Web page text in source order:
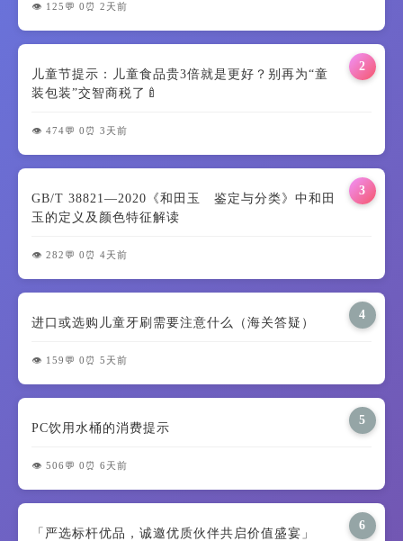
👁️ 125 💬 0 ⏰ 2天前
2
儿童节提示：儿童食品贵3倍就是更好？别再为“童
装包装”交智商税了🍼
👁️ 474💬 0 ⏰ 3天前
3
GB/T 38821—2020《和田玉 鉴定与分类》中和田
玉的定义及颜色特征解读
👁️ 282 💬 0 ⏰ 4天前
4
进口或选购儿童牙刷需要注意什么（海关答疑）
👁️ 159 💬 0 ⏰ 5天前
5
PC饮用水桶的消费提示
👁️ 506 💬 0 ⏰ 6天前
6
「严选标杆优品，诚邀优质伙伴共启价值盛宴」